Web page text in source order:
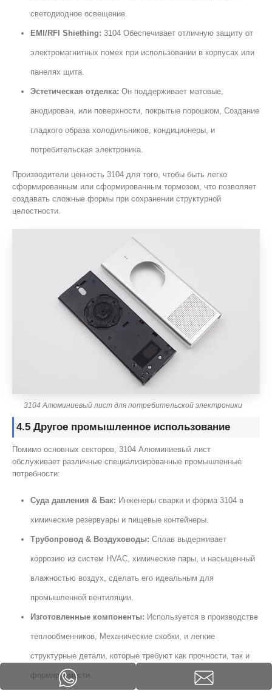
светодиодное освещение.
EMI/RFI Shiething: 3104 Обеспечивает отличную защиту от
электромагнитных помех при использовании в корпусах или
панелях щита.
Эстетическая отделка: Он поддерживает матовые,
анодирован, или поверхности, покрытые порошком, Создание
гладкого образа холодильников, кондиционеры, и
потребительская электроника.
Производители ценность 3104 для того, чтобы быть легко
сформированным или сформированным тормозом, что позволяет
создавать сложные формы при сохранении структурной
целостности.
3104 Алюминиевый лист для потребительской электроники
4.5 Другое промышленное использование
Помимо основных секторов, 3104 Алюминиевый лист
обслуживает различные специализированные промышленные
потребности:
Суда давления & Бак: Инженеры сварки и форма 3104 в
химические резервуары и пищевые контейнеры.
Трубопровод & Воздуховоды: Сплав выдерживает
коррозию из систем HVAC, химические пары, и насыщенный
влажностью воздух, сделать его идеальным для
промышленной вентиляции.
Изготовленные компоненты: Используется в производстве
теплообменников, Механические скобки, и легкие
структурные детали, которые требуют как прочности, так и
формируемости.